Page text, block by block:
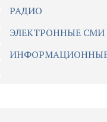
РАДИО
ЭЛЕКТРОННЫЕ СМИ